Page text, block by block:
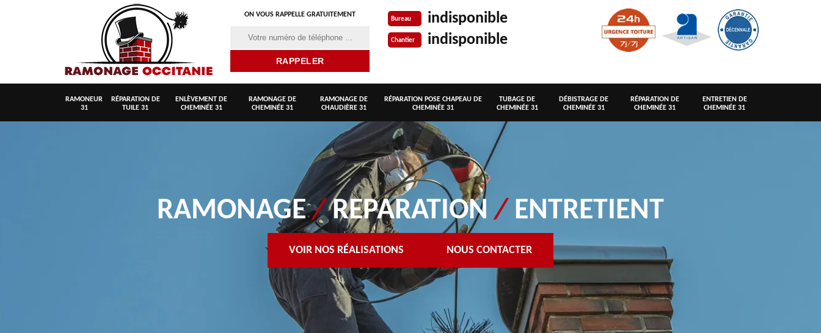
ON VOUS RAPPELLE GRATUITEMENT
Bureau indisponible
Chantier indisponible
RAMONEUR
31
RÉPARATION DE
TUILE 31
ENLÈVEMENT DE
CHEMINÉE 31
RAMONAGE DE
CHEMINÉE 31
RAMONAGE DE
CHAUDIÈRE 31
RÉPARATION POSE CHAPEAU DE
CHEMINÉE 31
TUBAGE DE
CHEMINÉE 31
DÉBISTRAGE DE
CHEMINÉE 31
RÉPARATION DE
CHEMINÉE 31
ENTRETIEN DE
CHEMINÉE 31
RAMONAGE/REPARATION/ ENTRETIENT
VOIR NOS RÉALISATIONS NOUS CONTACTER